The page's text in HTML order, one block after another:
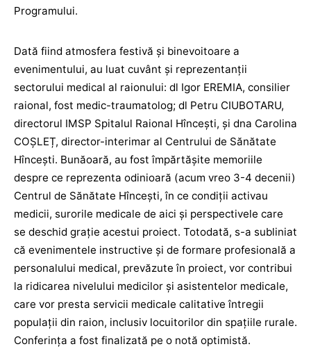
Programului.
Dată fiind atmosfera festivă și binevoitoare a
evenimentului, au luat cuvânt și reprezentanții
sectorului medical al raionului: dl Igor EREMIA, consilier
raional, fost medic-traumatolog; dl Petru CIUBOTARU,
directorul IMSP Spitalul Raional Hîncești, și dna Carolina
COȘLEȚ, director-interimar al Centrului de Sănătate
Hîncești. Bunăoară, au fost împărtășite memoriile
despre ce reprezenta odinioară (acum vreo 3-4 decenii)
Centrul de Sănătate Hîncești, în ce condiții activau
medicii, surorile medicale de aici și perspectivele care
se deschid grație acestui proiect. Totodată, s-a subliniat
că evenimentele instructive și de formare profesională a
personalului medical, prevăzute în proiect, vor contribui
la ridicarea nivelului medicilor și asistentelor medicale,
care vor presta servicii medicale calitative întregii
populații din raion, inclusiv locuitorilor din spațiile rurale.
Conferința a fost finalizată pe o notă optimistă.